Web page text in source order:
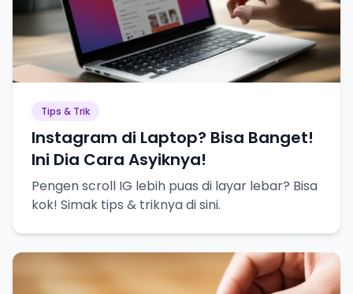
Tips & Trik
Instagram di Laptop? Bisa Banget!
Ini Dia Cara Asyiknya!
Pengen scroll IG lebih puas di layar lebar? Bisa
kok! Simak tips & triknya di sini.